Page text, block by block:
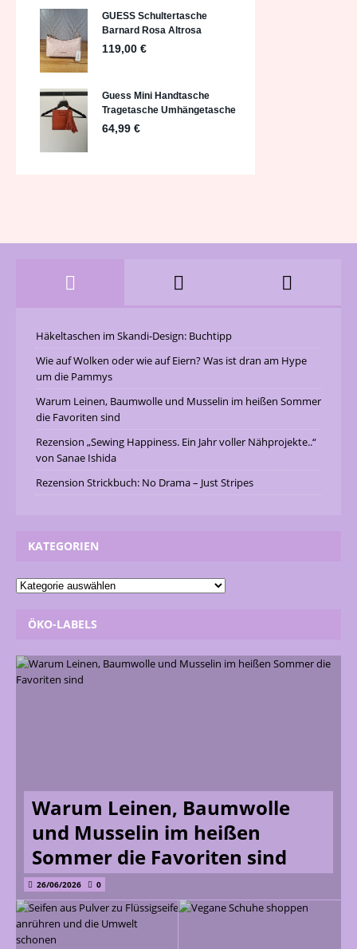
Häkeltaschen im Skandi-Design: Buchtipp
Wie auf Wolken oder wie auf Eiern? Was ist dran am Hype
um die Pammys
Warum Leinen, Baumwolle und Musselin im heißen Sommer
die Favoriten sind
Rezension „Sewing Happiness. Ein Jahr voller Nähprojekte..“
von Sanae Ishida
Rezension Strickbuch: No Drama – Just Stripes
KATEGORIEN
ÖKO-LABELS
Warum Leinen, Baumwolle
und Musselin im heißen
Sommer die Favoriten sind
26/06/2026 0